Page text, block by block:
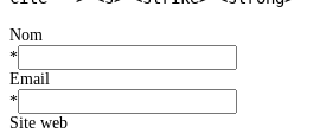
Nom
*
Email
*
Site web